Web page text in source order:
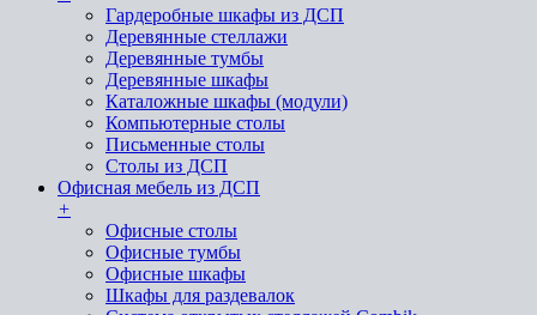
Гардеробные шкафы из ДСП
Деревянные стеллажи
Деревянные тумбы
Деревянные шкафы
Каталожные шкафы (модули)
Компьютерные столы
Письменные столы
Столы из ДСП
Офисная мебель из ДСП
+
Офисные столы
Офисные тумбы
Офисные шкафы
Шкафы для раздевалок